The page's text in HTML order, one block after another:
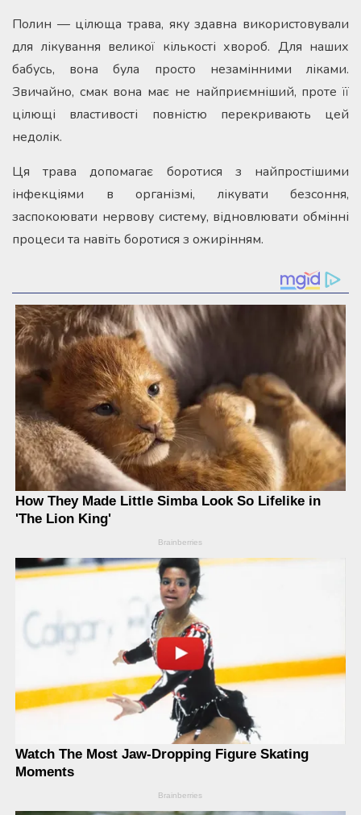
Полин — цілюща трава, яку здавна використовували
для лікування великої кількості хвороб. Для наших
бабусь, вона була просто незамінними ліками.
Звичайно, смак вона має не найприємніший, проте її
цілющі властивості повністю перекривають цей
недолік.
Ця трава допомагає боротися з найпростішими
інфекціями в організмі, лікувати безсоння,
заспокоювати нервову систему, відновлювати обмінні
процеси та навіть боротися з ожирінням.